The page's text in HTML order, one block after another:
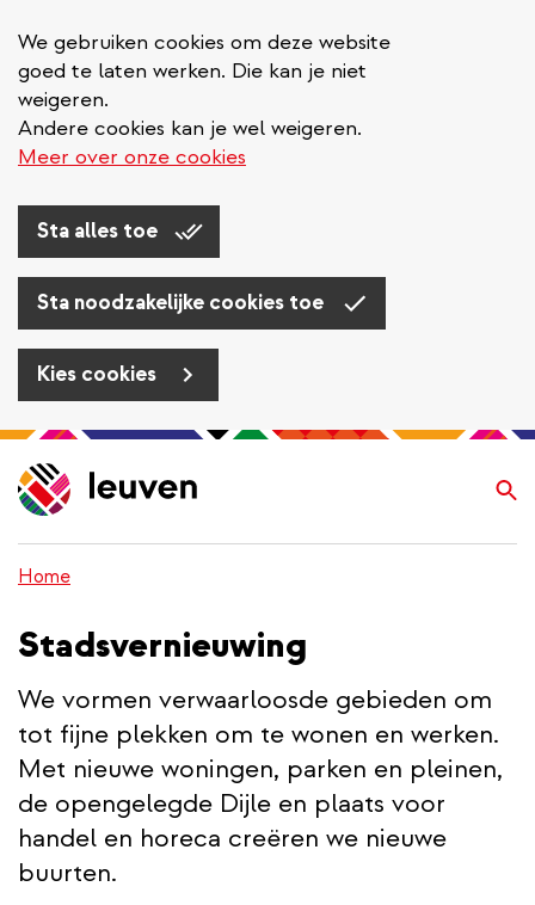
We gebruiken cookies om deze website
goed te laten werken. Die kan je niet
weigeren.
Andere cookies kan je wel weigeren.
Meer over onze cookies
Sta alles toe
Sta noodzakelijke cookies toe
Kies cookies
Overslaan
en
naar
gaan
Home
Stadsvernieuwing
We vormen verwaarloosde gebieden om
tot fijne plekken om te wonen en werken.
Met nieuwe woningen, parken en pleinen,
de opengelegde Dijle en plaats voor
handel en horeca creëren we nieuwe
buurten.